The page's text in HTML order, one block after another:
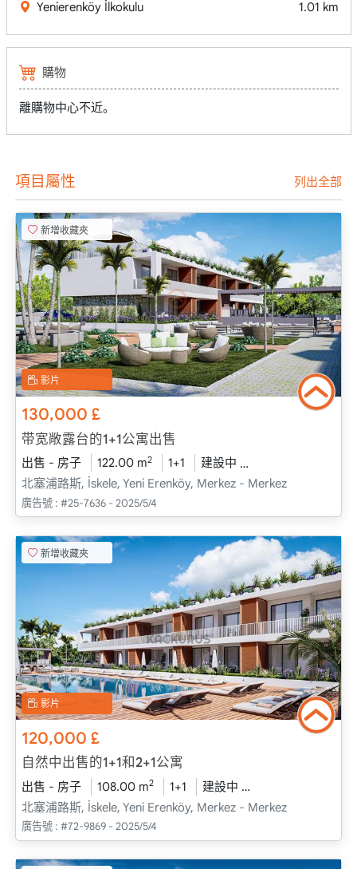
Yenierenköy İlkokulu 1.01 km
購物
離購物中心不近。
項目屬性 列出全部
新增收藏夾
影片
130,000£
带宽敞露台的1+1公寓出售
出售 - 房子 122.00 m2 1+1 建設中
北塞浦路斯, İskele, Yeni Erenköy, Merkez - Merkez
廣告號 : #25-7636 - 2025/5/4
新增收藏夾
影片
120,000£
自然中出售的1+1和2+1公寓
出售 - 房子 108.00 m2 1+1 建設中
北塞浦路斯, İskele, Yeni Erenköy, Merkez - Merkez
廣告號 : #72-9869 - 2025/5/4